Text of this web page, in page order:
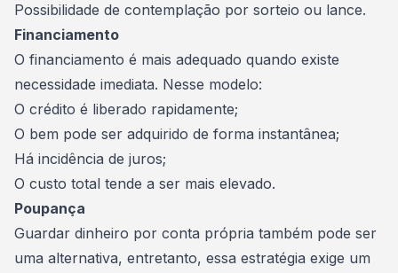
Possibilidade de contemplação por sorteio ou lance.
Financiamento
O financiamento é mais adequado quando existe
necessidade imediata. Nesse modelo:
O crédito é liberado rapidamente;
O bem pode ser adquirido de forma instantânea;
Há incidência de juros;
O custo total tende a ser mais elevado.
Poupança
Guardar dinheiro por conta própria também pode ser
uma alternativa, entretanto, essa estratégia exige um